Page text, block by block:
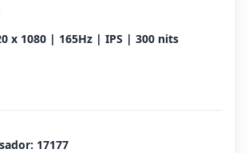
x 1080 | 165Hz | IPS | 300 nits
17177